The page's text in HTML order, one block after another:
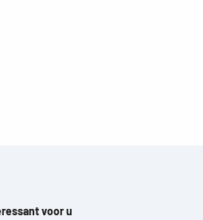
voor u